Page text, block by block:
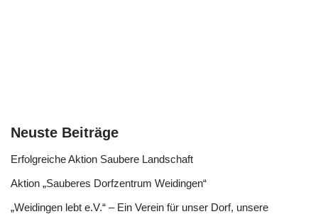
Neuste Beiträge
Erfolgreiche Aktion Saubere Landschaft
Aktion „Sauberes Dorfzentrum Weidingen“
„Weidingen lebt e.V.“ – Ein Verein für unser Dorf, unsere